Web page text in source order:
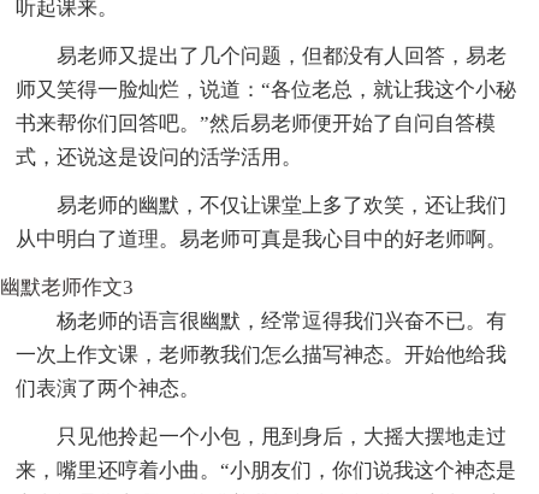
听起课来。
易老师又提出了几个问题，但都没有人回答，易老
师又笑得一脸灿烂，说道：“各位老总，就让我这个小秘
书来帮你们回答吧。”然后易老师便开始了自问自答模
式，还说这是设问的活学活用。
易老师的幽默，不仅让课堂上多了欢笑，还让我们
从中明白了道理。易老师可真是我心目中的好老师啊。
幽默老师作文3
杨老师的语言很幽默，经常逗得我们兴奋不已。有
一次上作文课，老师教我们怎么描写神态。开始他给我
们表演了两个神态。
只见他拎起一个小包，甩到身后，大摇大摆地走过
来，嘴里还哼着小曲。“小朋友们，你们说我这个神态是